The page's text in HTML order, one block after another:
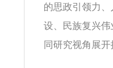
的思政引领力
设、民族复兴
同研究视角展